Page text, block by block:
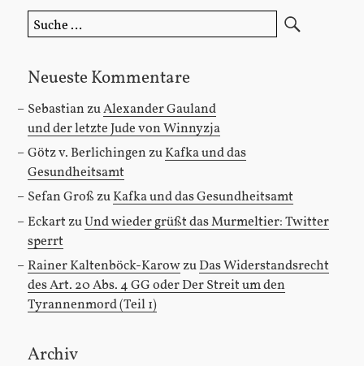
Suche
nach:
Neueste Kommentare
Sebastian zuAlexander Gauland
und der letzte Jude von Winnyzja
Götz v. Berlichingen zuKafka und das
Gesundheitsamt
Sefan Groß zuKafka und das Gesundheitsamt
Eckart zuUnd wieder grüßt das Murmeltier: Twitter
sperrt
Rainer Kaltenböck-KarowzuDas Widerstandsrecht
des Art. 20 Abs. 4 GG oder Der Streit um den
Tyrannenmord (Teil 1)
Archiv